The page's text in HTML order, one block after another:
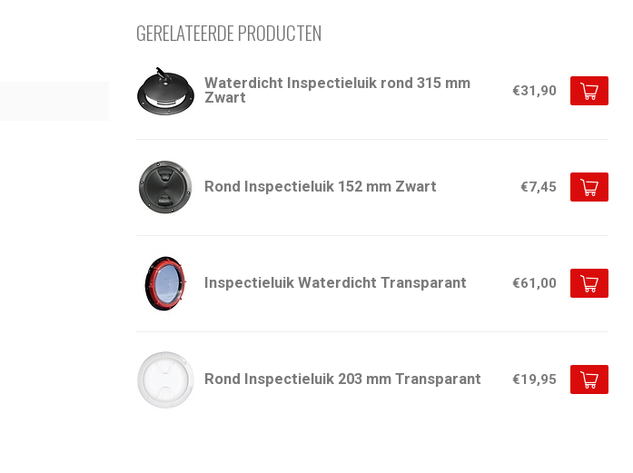
GERELATEERDE PRODUCTEN
Waterdicht Inspectieluik rond 315 mm
Zwart
€31,90
Rond Inspectieluik 152 mm Zwart €7,45
Inspectieluik Waterdicht Transparant €61,00
Rond Inspectieluik 203 mm Transparant €19,95